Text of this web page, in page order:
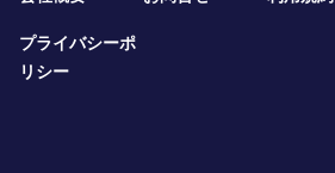
プライバシーポ
リシー